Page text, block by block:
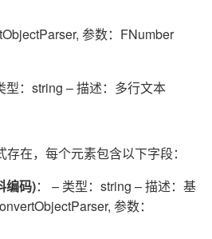
参数：FNumber
型：string – 描述：多行文本
在，每个元素包含以下字段：
编码)： – 类型：string – 描述：基
参数：